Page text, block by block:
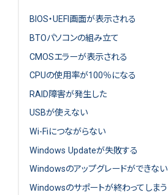
BIOS・UEFI画面が表示される
BTOパソコンの組み立て
CMOSエラーが表示される
CPUの使用率が100％になる
RAID障害が発生した
USBが使えない
Wi-Fiにつながらない
Windows Updateが失敗する
Windowsのアップグレードができない
Windowsのサポートが終わってしまう